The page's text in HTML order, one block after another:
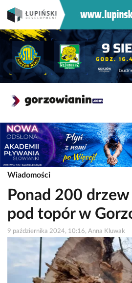
Wiadomości
Ponad 200
pod topór w
9 października 2024, 10:16, Anna Kluwak